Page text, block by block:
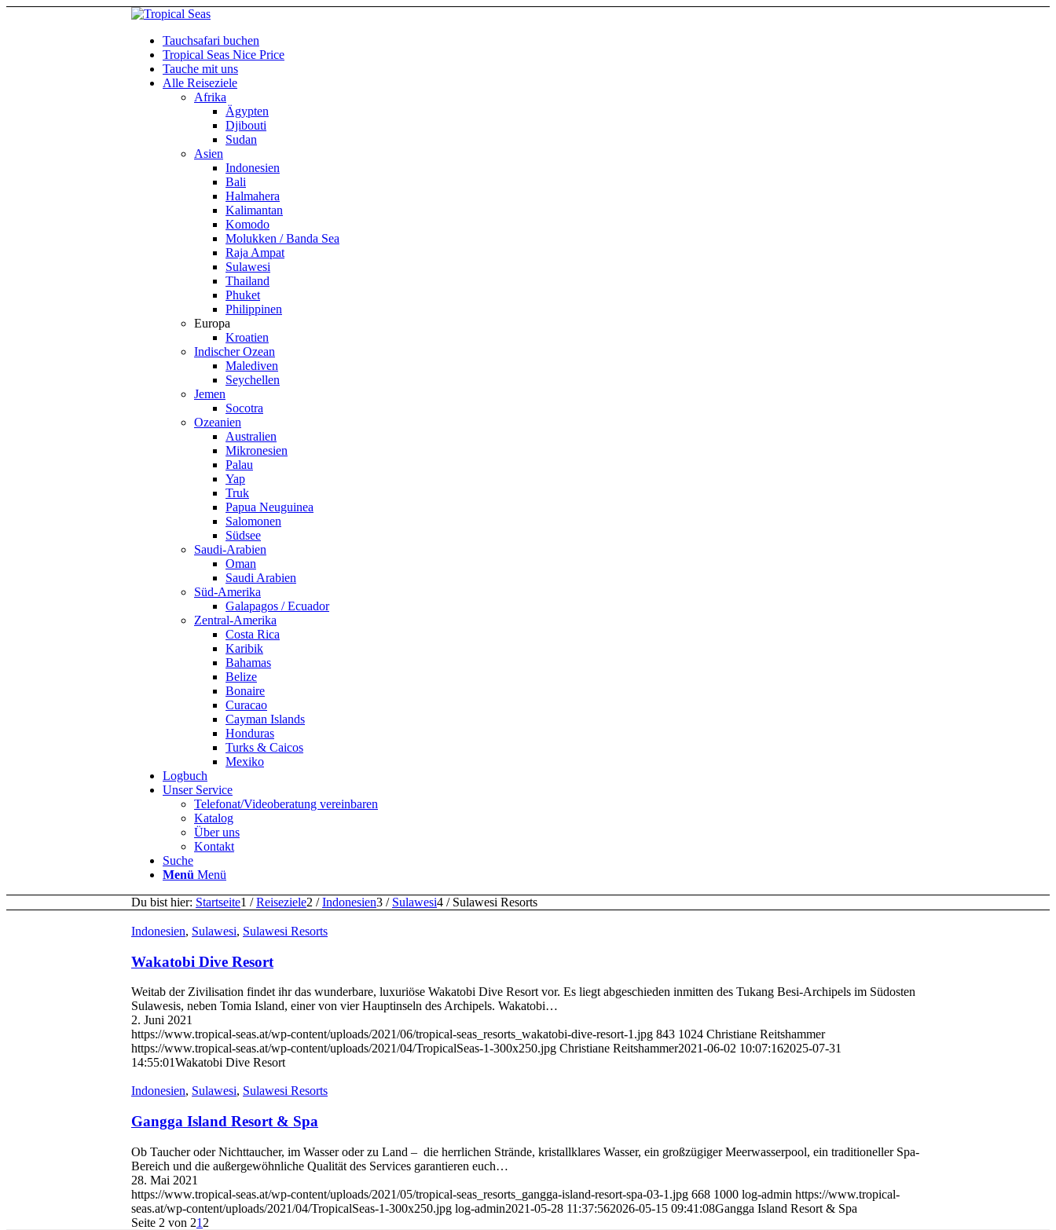
Tauchsafari buchen
Tropical Seas Nice Price
Tauche mit uns
Alle Reiseziele
Afrika
Ägypten
Djibouti
Sudan
Asien
Indonesien
Bali
Halmahera
Kalimantan
Komodo
Molukken / Banda Sea
Raja Ampat
Sulawesi
Thailand
Phuket
Philippinen
Europa
Kroatien
Indischer Ozean
Malediven
Seychellen
Jemen
Socotra
Ozeanien
Australien
Mikronesien
Palau
Yap
Truk
Papua Neuguinea
Salomonen
Südsee
Saudi-Arabien
Oman
Saudi Arabien
Süd-Amerika
Galapagos / Ecuador
Zentral-Amerika
Costa Rica
Karibik
Bahamas
Belize
Bonaire
Curacao
Cayman Islands
Honduras
Turks & Caicos
Mexiko
Logbuch
Unser Service
Telefonat/Videoberatung vereinbaren
Katalog
Über uns
Kontakt
Suche
Menü Menü
Du bist hier: Startseite1 / Reiseziele2 / Indonesien3 / Sulawesi4 / Sulawesi Resorts
Indonesien, Sulawesi, Sulawesi Resorts
Wakatobi Dive Resort
Weitab der Zivilisation findet ihr das wunderbare, luxuriöse Wakatobi Dive Resort vor. Es liegt abgeschieden inmitten des Tukang Besi-Archipels im Südosten
Sulawesis, neben Tomia Island, einer von vier Hauptinseln des Archipels. Wakatobi…
2. Juni 2021
https://www.tropical-seas.at/wp-content/uploads/2021/06/tropical-seas_resorts_wakatobi-dive-resort-1.jpg 843 1024 Christiane Reitshammer
https://www.tropical-seas.at/wp-content/uploads/2021/04/TropicalSeas-1-300x250.jpg Christiane Reitshammer2021-06-02 10:07:162025-07-31
14:55:01Wakatobi Dive Resort
Indonesien, Sulawesi, Sulawesi Resorts
Gangga Island Resort & Spa
Ob Taucher oder Nichttaucher, im Wasser oder zu Land – die herrlichen Strände, kristallklares Wasser, ein großzügiger Meerwasserpool, ein traditioneller Spa-
Bereich und die außergewöhnliche Qualität des Services garantieren euch…
28. Mai 2021
https://www.tropical-seas.at/wp-content/uploads/2021/05/tropical-seas_resorts_gangga-island-resort-spa-03-1.jpg 668 1000 log-admin https://www.tropical-
seas.at/wp-content/uploads/2021/04/TropicalSeas-1-300x250.jpg log-admin2021-05-28 11:37:562026-05-15 09:41:08Gangga Island Resort & Spa
Seite 2 von 21 2